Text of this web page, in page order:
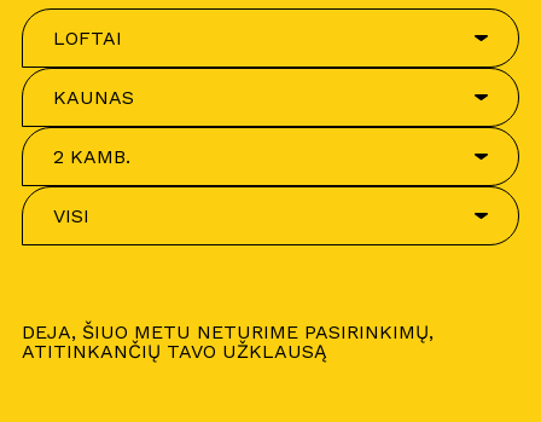
LOFTAI
KAUNAS
2 KAMB.
VISI
DEJA, ŠIUO METU NETURIME PASIRINKIMŲ,
ATITINKANČIŲ TAVO UŽKLAUSĄ